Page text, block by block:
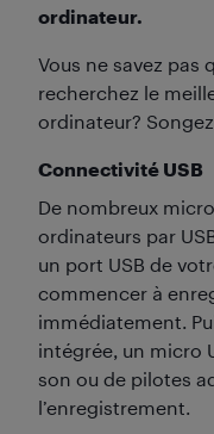
ordinateur.
Vous ne savez pas
recherchez le
ordinateur?
Connectivité USB
De nombreux
ordinateurs par
un port USB de
commencer à
immédiatement.
intégrée, un micro
son ou de pilotes
l’enregistrement.